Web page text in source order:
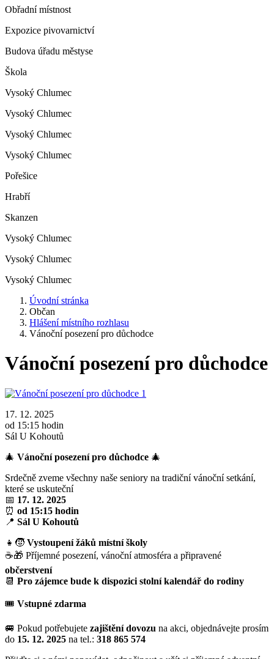
Obřadní místnost
Expozice pivovarnictví
Budova úřadu městyse
Škola
Vysoký Chlumec
Vysoký Chlumec
Vysoký Chlumec
Vysoký Chlumec
Pořešice
Hrabří
Skanzen
Vysoký Chlumec
Vysoký Chlumec
Vysoký Chlumec
Úvodní stránka
Občan
Hlášení místního rozhlasu
Vánoční posezení pro důchodce
Vánoční posezení pro důchodce
17. 12. 2025
od 15:15 hodin
Sál U Kohoutů
🎄 Vánoční posezení pro důchodce 🎄
Srdečně zveme všechny naše seniory na tradiční vánoční setkání,
které se uskuteční
📅 17. 12. 2025
⏰ od 15:15 hodin
📍 Sál U Kohoutů
👧🧒 Vystoupení žáků místní školy
☕🎁 Příjemné posezení, vánoční atmosféra a připravené
občerstvení
📆 Pro zájemce bude k dispozici stolní kalendář do rodiny
🎟️ Vstupné zdarma
🚐 Pokud potřebujete zajištění dovozu na akci, objednávejte prosím
do 15. 12. 2025 na tel.: 318 865 574